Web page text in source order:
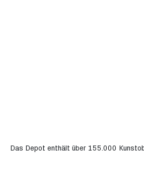
Das Depot enthält über 155.000